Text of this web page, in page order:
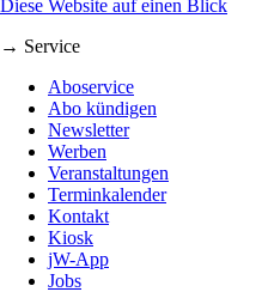
Diese Website auf einen Blick
→ Service
Aboservice
Abo kündigen
Newsletter
Werben
Veranstaltungen
Terminkalender
Kontakt
Kiosk
jW-App
Jobs